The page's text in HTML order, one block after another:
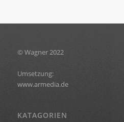
© Wagner 2022
Umsetzung:
www.armedia.de
KATAGORIEN